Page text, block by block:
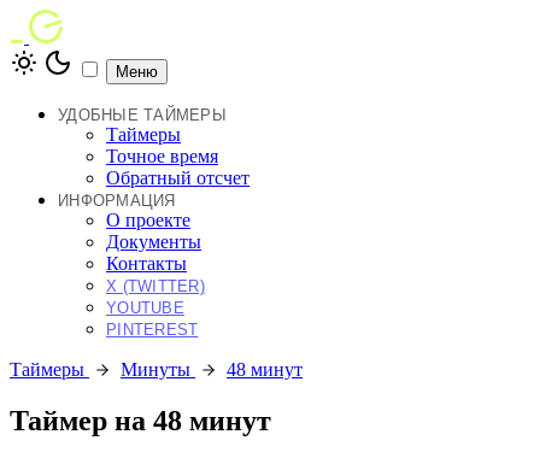
Меню
УДОБНЫЕ ТАЙМЕРЫ
Таймеры
Точное время
Обратный отсчет
ИНФОРМАЦИЯ
О проекте
Документы
Контакты
X (TWITTER)
YOUTUBE
PINTEREST
Таймеры Минуты 48 минут
Таймер на 48 минут